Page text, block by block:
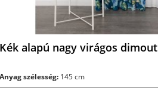
Kék alapú nagy virágos dimout
Anyag szélesség: 145 cm